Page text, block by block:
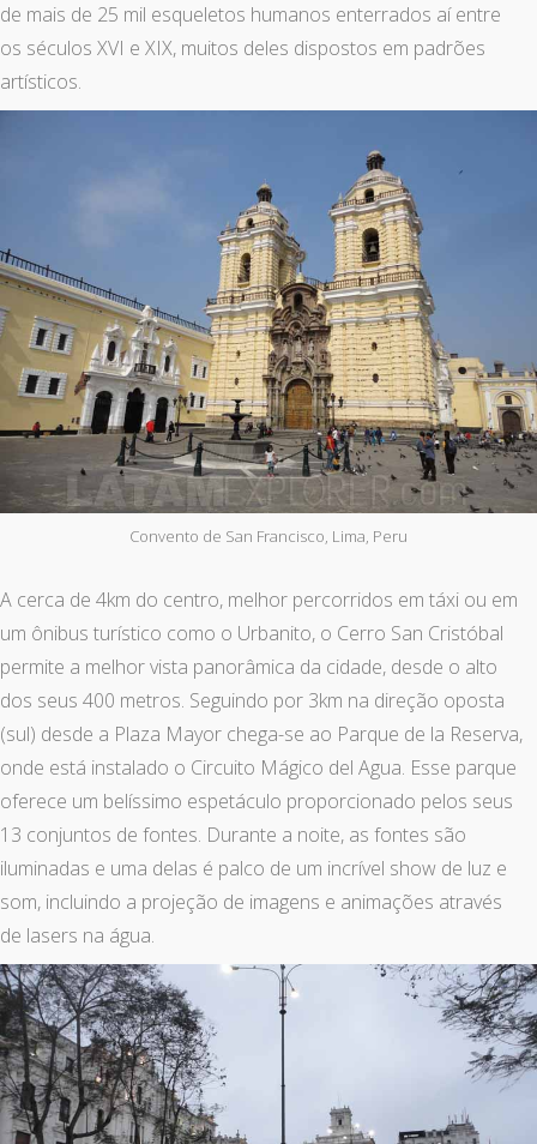
de mais de 25 mil esqueletos humanos enterrados aí entre
os séculos XVI e XIX, muitos deles dispostos em padrões
artísticos.
Convento de San Francisco, Lima, Peru
A cerca de 4km do centro, melhor percorridos em táxi ou em
um ônibus turístico como o Urbanito, o Cerro San Cristóbal
permite a melhor vista panorâmica da cidade, desde o alto
dos seus 400 metros. Seguindo por 3km na direção oposta
(sul) desde a Plaza Mayor chega-se ao Parque de la Reserva,
onde está instalado o Circuito Mágico del Agua. Esse parque
oferece um belíssimo espetáculo proporcionado pelos seus
13 conjuntos de fontes. Durante a noite, as fontes são
iluminadas e uma delas é palco de um incrível show de luz e
som, incluindo a projeção de imagens e animações através
de lasers na água.